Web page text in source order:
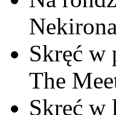
Skręć w
The
Skręć w